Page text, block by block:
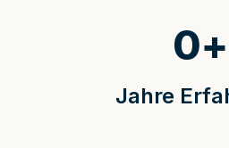
Jahre
0+